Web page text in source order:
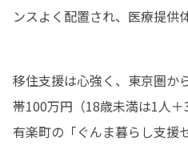
ンスよく配置され、医療提供
移住支援は心強く、東京圏か
帯100万円（18歳未満は1人
有楽町の「ぐんま暮らし支援